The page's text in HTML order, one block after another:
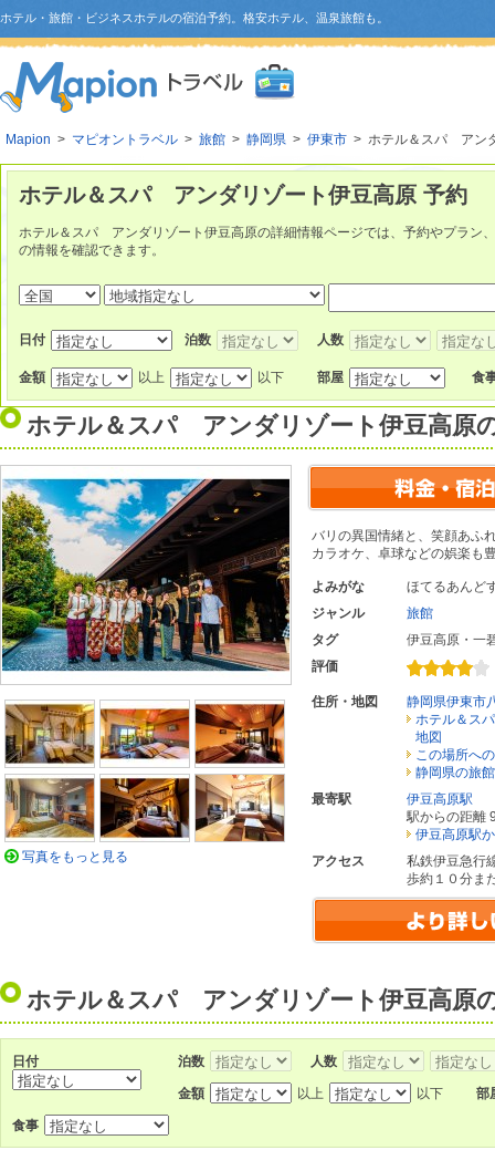
ホテル・旅館・ビジネスホテルの宿泊予約。格安ホテル、温泉旅館も。
Mapion > マピオントラベル > 旅館 > 静岡県 > 伊東市 > ホテル＆スパ アン
ホテル＆スパ アンダリゾート伊豆高原 予約
ホテル＆スパ アンダリゾート伊豆高原の詳細情報ページでは、予約やプラン
の情報を確認できます。
日付 泊数 人数
金額 以上 以下 部屋 食
ホテル＆スパ アンダリゾート伊豆高原
バリの異国情緒と、笑顔あふ
カラオケ、卓球などの娯楽も
よみがな
ほてるあんど
ジャンル
旅館
タグ
伊豆高原・一
評価
住所・地図
静岡県伊東市
ホテル＆ス
地図
この場所へ
静岡県の旅館
最寄駅
伊豆高原駅
駅からの距離
伊豆高原駅
アクセス
私鉄伊豆急行
歩約１０分ま
写真をもっと見る
ホテル＆スパ アンダリゾート伊豆高原
日付 泊数 人数
金額 以上 以下 部
食事